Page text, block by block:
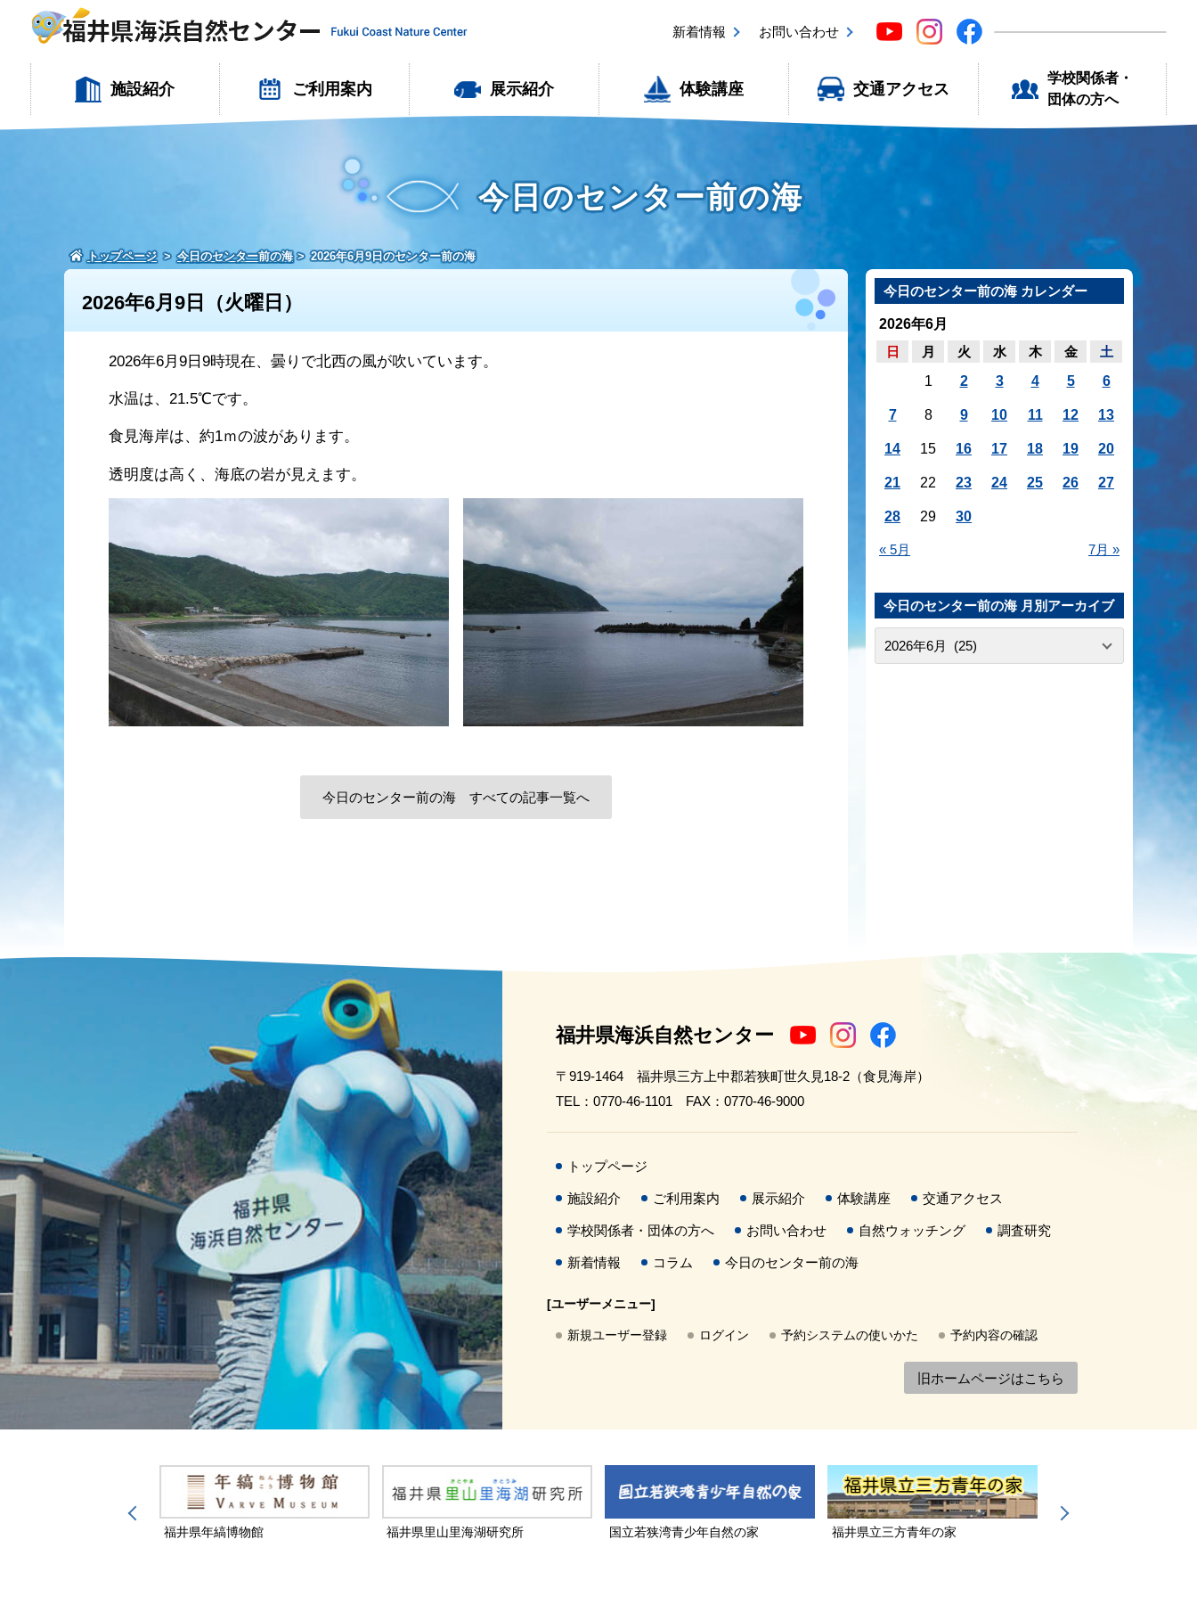
新着情報 お問い合わせ
施設紹介 ご利用案内 展示紹介 体験講座 交通アクセス
学校関係者・
団体の方へ
今日のセンター前の海
トップページ 今日のセンター前の海 2026年6月9日のセンター前の海
2026年6月9日（火曜日）
2026年6月9日9時現在、曇りで北西の風が吹いています。
水温は、21.5℃です。
食見海岸は、約1ｍの波があります。
透明度は高く、海底の岩が見えます。
今日のセンター前の海 すべての記事一覧へ
今日のセンター前の海 カレンダー
2026年6月
日
月 火 水 木 金 土
« 5月 7月 »
1 2 3 4 5 6
7 8 9 10 11 12 13
14 15 16 17 18 19 20
21 22 23 24 25 26 27
28 29 30
今日のセンター前の海 月別アーカイブ
福井県海浜自然センター
〒919-1464 福井県三方上中郡若狭町世久見18-2（食見海岸）
TEL：0770-46-1101 FAX：0770-46-9000
トップページ
施設紹介 ご利用案内 展示紹介 体験講座 交通アクセス
学校関係者・団体の方へ お問い合わせ 自然ウォッチング 調査研究
新着情報 コラム 今日のセンター前の海
[ユーザーメニュー]
新規ユーザー登録 ログイン 予約システムの使いかた 予約内容の確認
旧ホームページはこちら
福井県年縞博物館 福井県里山里海湖研究所 国立若狭湾青少年自然の家 福井県立三方青年の家